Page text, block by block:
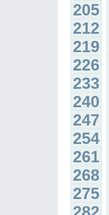
205
212
219
226
233
240
247
254
261
268
275